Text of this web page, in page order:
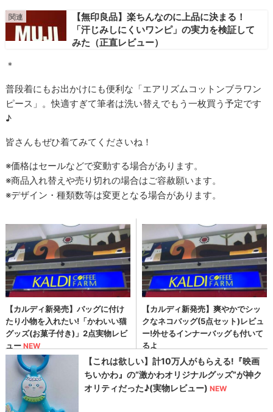
【無印良品】楽ちんなのに上品に決まる！
「汗じみしにくいワンピ」の実力を検証して
みた（正直レビュー）
＊
普段着にもお出かけにも便利な「エアリズムコットンブラワン
ピース」。快適すぎて筆者は洗い替えでもう一枚買う予定です
♪
皆さんもぜひ着てみてくださいね！
※価格はセールなどで変動する場合があります。
※商品入れ替えや売り切れの場合はご容赦願います。
※デザイン・種類数等は変更となる場合があります。